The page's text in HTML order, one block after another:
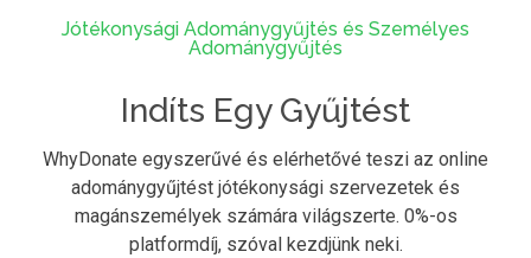
Jótékonysági Adománygyűjtés és Személyes
Adománygyűjtés
Indíts Egy Gyűjtést
WhyDonate egyszerűvé és elérhetővé teszi az online
adománygyűjtést jótékonysági szervezetek és
magánszemélyek számára világszerte. 0%-os
platformdíj, szóval kezdjünk neki.